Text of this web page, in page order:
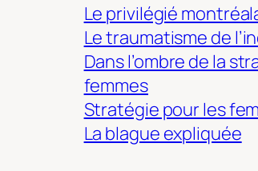
Le privilégié
Le traumatisme de
Dans l’ombre de la
femmes
Stratégie pour les
La blague expliquée